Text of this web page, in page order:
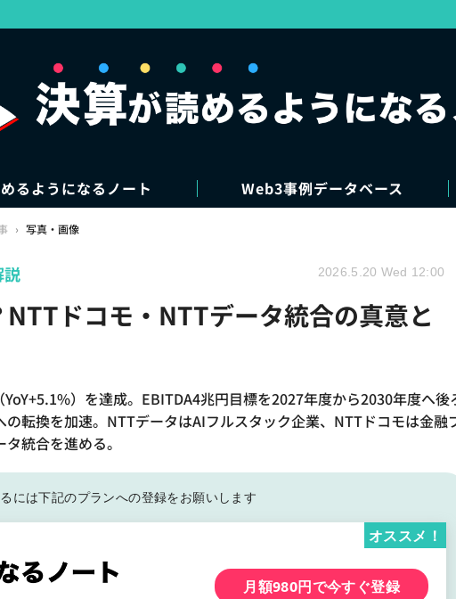
るようになるノート Web3事例データベース
› 写真・画像
ドコモ・NTTデータ統合の真意と
）を達成。EBITDA4兆円目標を2027年度から2030年度へ後
転換を加速。NTTデータはAIフルスタック企業、NTTドコモは金融
統合を進める。
説 2026.5.20 Wed 12:00
には下記のプランへの登録をお願いします
オススメ！
月額980円で今すぐ登録